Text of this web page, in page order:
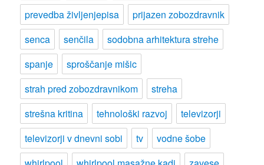
prevedba življenjepisa
prijazen zobozdravnik
senca
senčila
sodobna arhitektura strehe
spanje
sproščanje mišic
strah pred zobozdravnikom
streha
strešna kritina
tehnološki razvoj
televizorji
televizorji v dnevni sobi
tv
vodne šobe